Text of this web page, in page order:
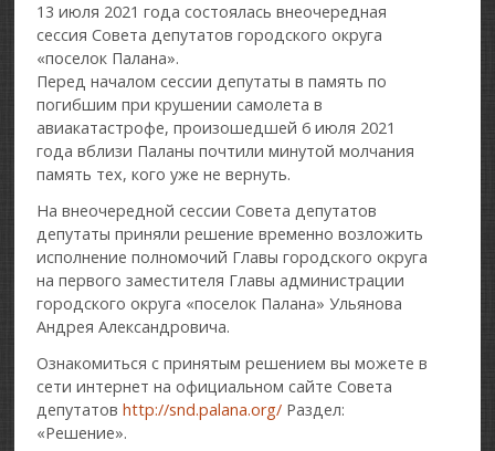
13 июля 2021 года состоялась внеочередная
сессия Совета депутатов городского округа
«поселок Палана».
Перед началом сессии депутаты в память по
погибшим при крушении самолета в
авиакатастрофе, произошедшей 6 июля 2021
года вблизи Паланы почтили минутой молчания
память тех, кого уже не вернуть.
На внеочередной сессии Совета депутатов
депутаты приняли решение временно возложить
исполнение полномочий Главы городского округа
на первого заместителя Главы администрации
городского округа «поселок Палана» Ульянова
Андрея Александровича.
Ознакомиться с принятым решением вы можете в
сети интернет на официальном сайте Совета
депутатовhttp://snd.palana.org/ Раздел:
«Решение».